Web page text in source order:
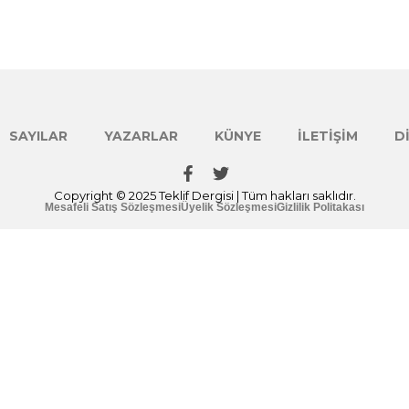
SAYILAR YAZARLAR KÜNYE İLETIŞIM
Copyright © 2025 Teklif Dergisi | Tüm hakları saklıdır.
Mesafeli Satış SözleşmesiÜyelik SözleşmesiGizlilik Politakası